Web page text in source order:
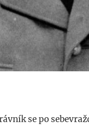
se po